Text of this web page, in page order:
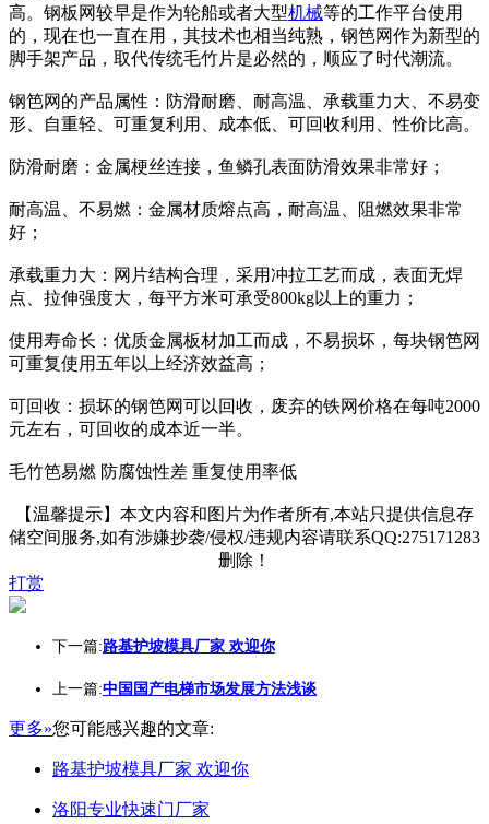
高。钢板网较早是作为轮船或者大型机械等的工作平台使用
的，现在也一直在用，其技术也相当纯熟，钢笆网作为新型的
脚手架产品，取代传统毛竹片是必然的，顺应了时代潮流。
钢笆网的产品属性：防滑耐磨、耐高温、承载重力大、不易变
形、自重轻、可重复利用、成本低、可回收利用、性价比高。
防滑耐磨：金属梗丝连接，鱼鳞孔表面防滑效果非常好；
耐高温、不易燃：金属材质熔点高，耐高温、阻燃效果非常
好；
承载重力大：网片结构合理，采用冲拉工艺而成，表面无焊
点、拉伸强度大，每平方米可承受800kg以上的重力；
使用寿命长：优质金属板材加工而成，不易损坏，每块钢笆网
可重复使用五年以上经济效益高；
可回收：损坏的钢笆网可以回收，废弃的铁网价格在每吨2000
元左右，可回收的成本近一半。
毛竹笆易燃 防腐蚀性差 重复使用率低
【温馨提示】本文内容和图片为作者所有,本站只提供信息存
储空间服务,如有涉嫌抄袭/侵权/违规内容请联系QQ:275171283
删除！
打赏
下一篇:路基护坡模具厂家 欢迎你
上一篇:中国国产电梯市场发展方法浅谈
更多»您可能感兴趣的文章:
路基护坡模具厂家 欢迎你
洛阳专业快速门厂家